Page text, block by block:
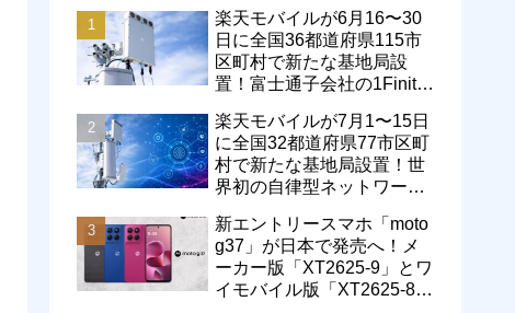
楽天モバイルが6月16〜30
日に全国36都道府県115市
区町村で新たな基地局設
置！富士通子会社の1Finity
エリアが拡大
楽天モバイルが7月1〜15日
に全国32都道府県77市区町
村で新たな基地局設置！世
界初の自律型ネットワーク
通信品質も改善
新エントリースマホ「moto
g37」が日本で発売へ！メ
ーカー版「XT2625-9」とワ
イモバイル版「XT2625-8」